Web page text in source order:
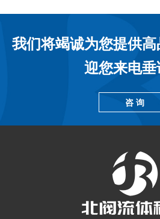
我们将竭诚为您提供
迎您来电垂
咨 询